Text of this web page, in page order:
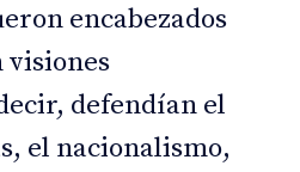
encabezados
defendían el
el nacionalismo,